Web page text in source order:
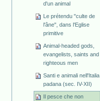
d'un animal
Le prétendu "culte de
l'âne", dans l'Eglise
primitive
Animal-headed gods,
evangelists, saints and
righteous men
Santi e animali nell'Italia
padana (sec. IV-XII)
Il pesce che non